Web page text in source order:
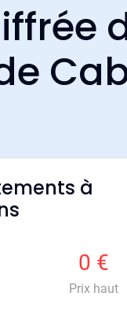
à
0 €
Prix haut